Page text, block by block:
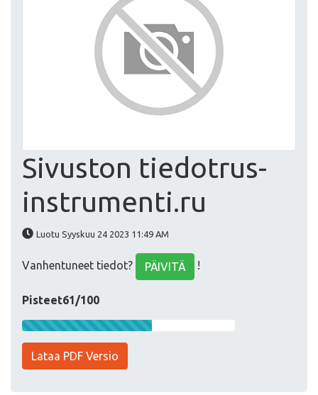
Sivuston tiedotrus-
instrumenti.ru
Luotu Syyskuu 24 2023 11:49 AM
Vanhentuneet tiedot? PÄIVITÄ !
Pisteet61/100
Lataa PDF Versio